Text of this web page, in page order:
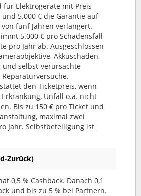
Elektrogeräte mit Preis
und 5.000 € die Garantie auf
fünf Jahren verlängert.
5.000 € pro Schadensfall
pro Jahr ab. Ausgeschlossen
Akkuschäden,
und selbst-verursachte
den Ticketpreis, wenn
Unfall o.ä. nicht
Bis zu 150 € pro Ticket und
maximal zwei
Jahr. Selbstbeteiligung ist
Zurück)
0,5 % Cashback. Danach 0,1
und bis zu 5 % bei Partnern.